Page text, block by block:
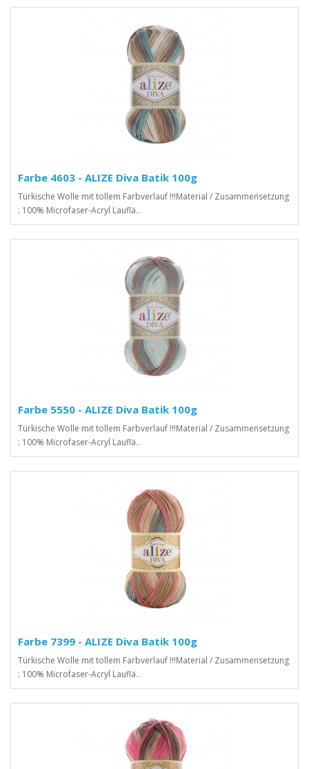
Farbe 4603 - ALIZE Diva Batik 100g
Türkische Wolle mit tollem Farbverlauf !!!Material / Zusammensetzung
: 100% Microfaser-Acryl Lauflä..
Farbe 5550 - ALIZE Diva Batik 100g
Türkische Wolle mit tollem Farbverlauf !!!Material / Zusammensetzung
: 100% Microfaser-Acryl Lauflä..
Farbe 7399 - ALIZE Diva Batik 100g
Türkische Wolle mit tollem Farbverlauf !!!Material / Zusammensetzung
: 100% Microfaser-Acryl Lauflä..